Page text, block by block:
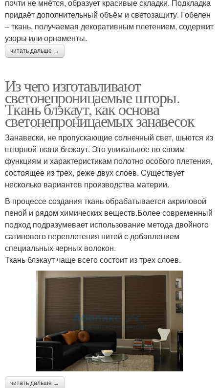
почти не мнётся, образует красивые складки. Подкладка
придаёт дополнительный объём и светозащиту. Гобелен
– ткань, получаемая декоративным плетением, содержит
узоры или орнаменты.
читать дальше →
Из чего изготавливают
светонепроницаемые шторы.
Ткань блэкаут, как основа
светонепроницаемых занавесок
Занавески, не пропускающие солнечный свет, шьются из
шторной ткани блэкаут. Это уникальное по своим
функциям и характеристикам полотно особого плетения,
состоящее из трех, реже двух слоев. Существует
несколько вариантов производства материи.
В процессе создания ткань обрабатывается акриловой
пеной и рядом химических веществ.Более современный
подход подразумевает использование метода двойного
сатинового переплетения нитей с добавлением
специальных черных волокон.
Ткань блэкаут чаще всего состоит из трех слоев.
читать дальше →